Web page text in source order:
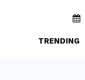
TRENDING